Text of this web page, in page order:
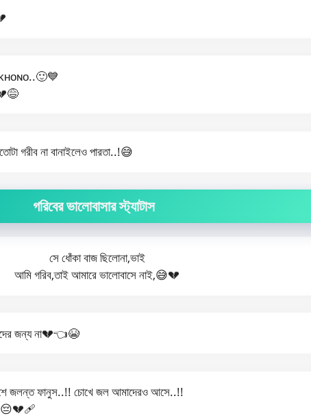
গরীব না বানাইলেও পারতা..!😅
গরিবের ভালোবাসার স্ট্যাটাস
সে ধোঁকা বাজ ছিলোনা,ভাই
আমি গরিব,তাই আমারে ভালোবাসে নাই,😅💔
জন্য না💔👈😭
জলন্ত ফানুস..!! চোখে জল আমাদেরও আসে..!!